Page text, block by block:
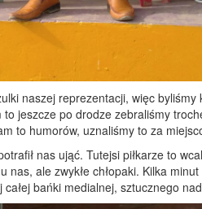
naszej reprezentacji, więc
jeszcze po drodze zebraliśmy
to humorów, uznaliśmy to za
nas ująć. Tutejsi piłkarze to
ale zwykłe chłopaki. Kilka
bańki medialnej, sztucznego